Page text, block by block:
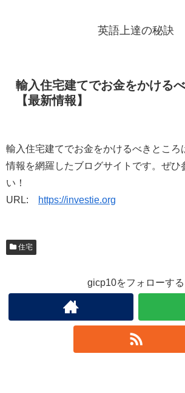
英語上達の秘訣
輸入住宅建てでお金をかける
【最新情報】
輸入住宅建てでお金をかけるべきところ
情報を網羅したブログサイトです。ぜひ
い！
URL:
https://investie.org
住宅
gicp10をフォローする